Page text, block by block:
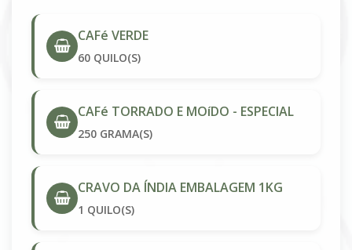
CAFé VERDE
60 QUILO(S)
CAFé TORRADO E MOíDO - ESPECIAL
250 GRAMA(S)
CRAVO DA ÍNDIA EMBALAGEM 1KG
1 QUILO(S)